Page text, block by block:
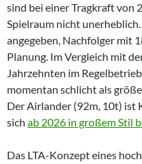
sind bei einer Tragkraft von
Spielraum nicht
angegeben, Nachfolger mit
Planung. Im Vergleich mit
Jahrzehnten im
momentan schlicht als
Der Airlander (92m, 10t) ist
sich ab 2026 in großem Stil
Das LTA-Konzept eines